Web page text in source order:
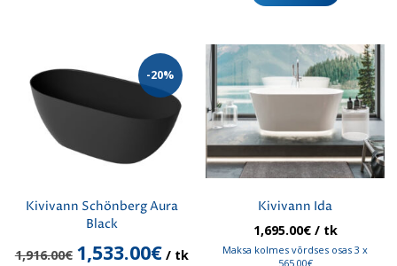
saab
teha
tootelehel.
-20%
Kivivann Schönberg Aura
Black
1,916.00€ Algne
1,533.00€Praegune
/ tk
Kivivann Ida
1,695.00€/ tk
Maksa kolmes võrdses osas 3 x
565.00€